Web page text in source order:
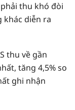
thu khó đòi
khác diễn ra
thu về gần
tăng 4,5% so
ghi nhận